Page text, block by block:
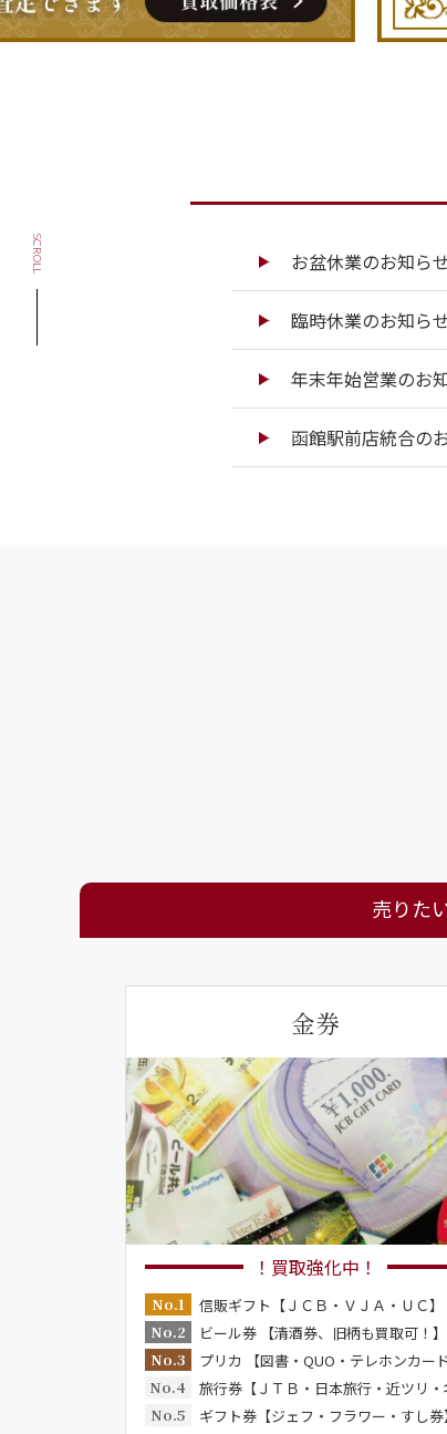
SCROLL お盆休業のお知ら
臨時休業のお知ら
年末年始営業のお
函館駅前店統合の
売りた
金券
！買取強化中！
No.1
信販ギフト【ＪＣＢ・ＶＪＡ・ＵＣ】
No.2
ビール券 【清酒券、旧柄も買取可！】
No.3
プリカ 【図書・QUO・テレホンカード
No.4
旅行券【ＪＴＢ・日本旅行・近ツリ・
No.5
ギフト券【ジェフ・フラワー・すし券